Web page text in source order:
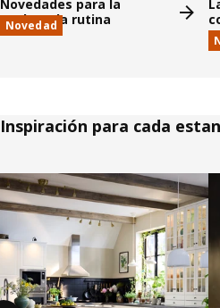
Novedades para la
vuelta a la rutina
Novedad
Inspiración para cada
Saltar listado